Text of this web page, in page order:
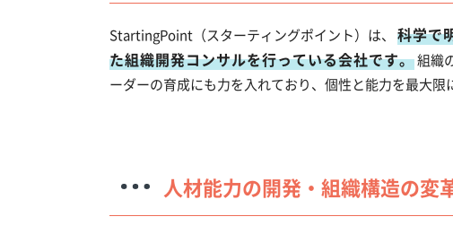
StartingPoint（スターティングポイント）は、
科学で
た組織開発コンサルを行っている会社です。組織
ーダーの育成にも力を入れており、個性と能力を最大限
人材能力の開発・組織構造の変